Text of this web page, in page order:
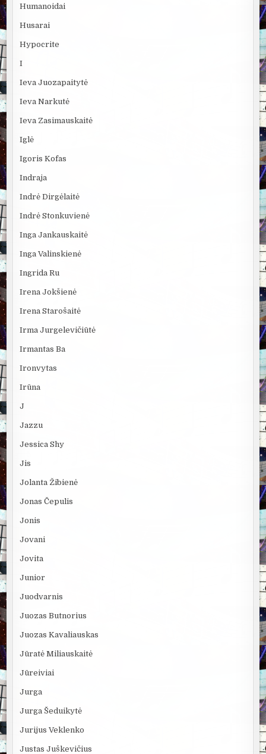
Humanoidai
Husarai
Hypocrite
I
Ieva Juozapaitytė
Ieva Narkutė
Ieva Zasimauskaitė
Iglė
Igoris Kofas
Indraja
Indrė Dirgėlaitė
Indrė Stonkuvienė
Inga Jankauskaitė
Inga Valinskienė
Ingrida Ru
Irena Jokšienė
Irena Starošaitė
Irma Jurgelevičiūtė
Irmantas Ba
Ironvytas
Irūna
J
Jazzu
Jessica Shy
Jis
Jolanta Žibienė
Jonas Čepulis
Jonis
Jovani
Jovita
Junior
Juodvarnis
Juozas Butnorius
Juozas Kavaliauskas
Jūratė Miliauskaitė
Jūreiviai
Jurga
Jurga Šeduikytė
Jurijus Veklenko
Justas Juškevičius